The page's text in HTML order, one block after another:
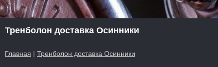
Тренболон доставка Осинники
Главная | Тренболон доставка Осинники